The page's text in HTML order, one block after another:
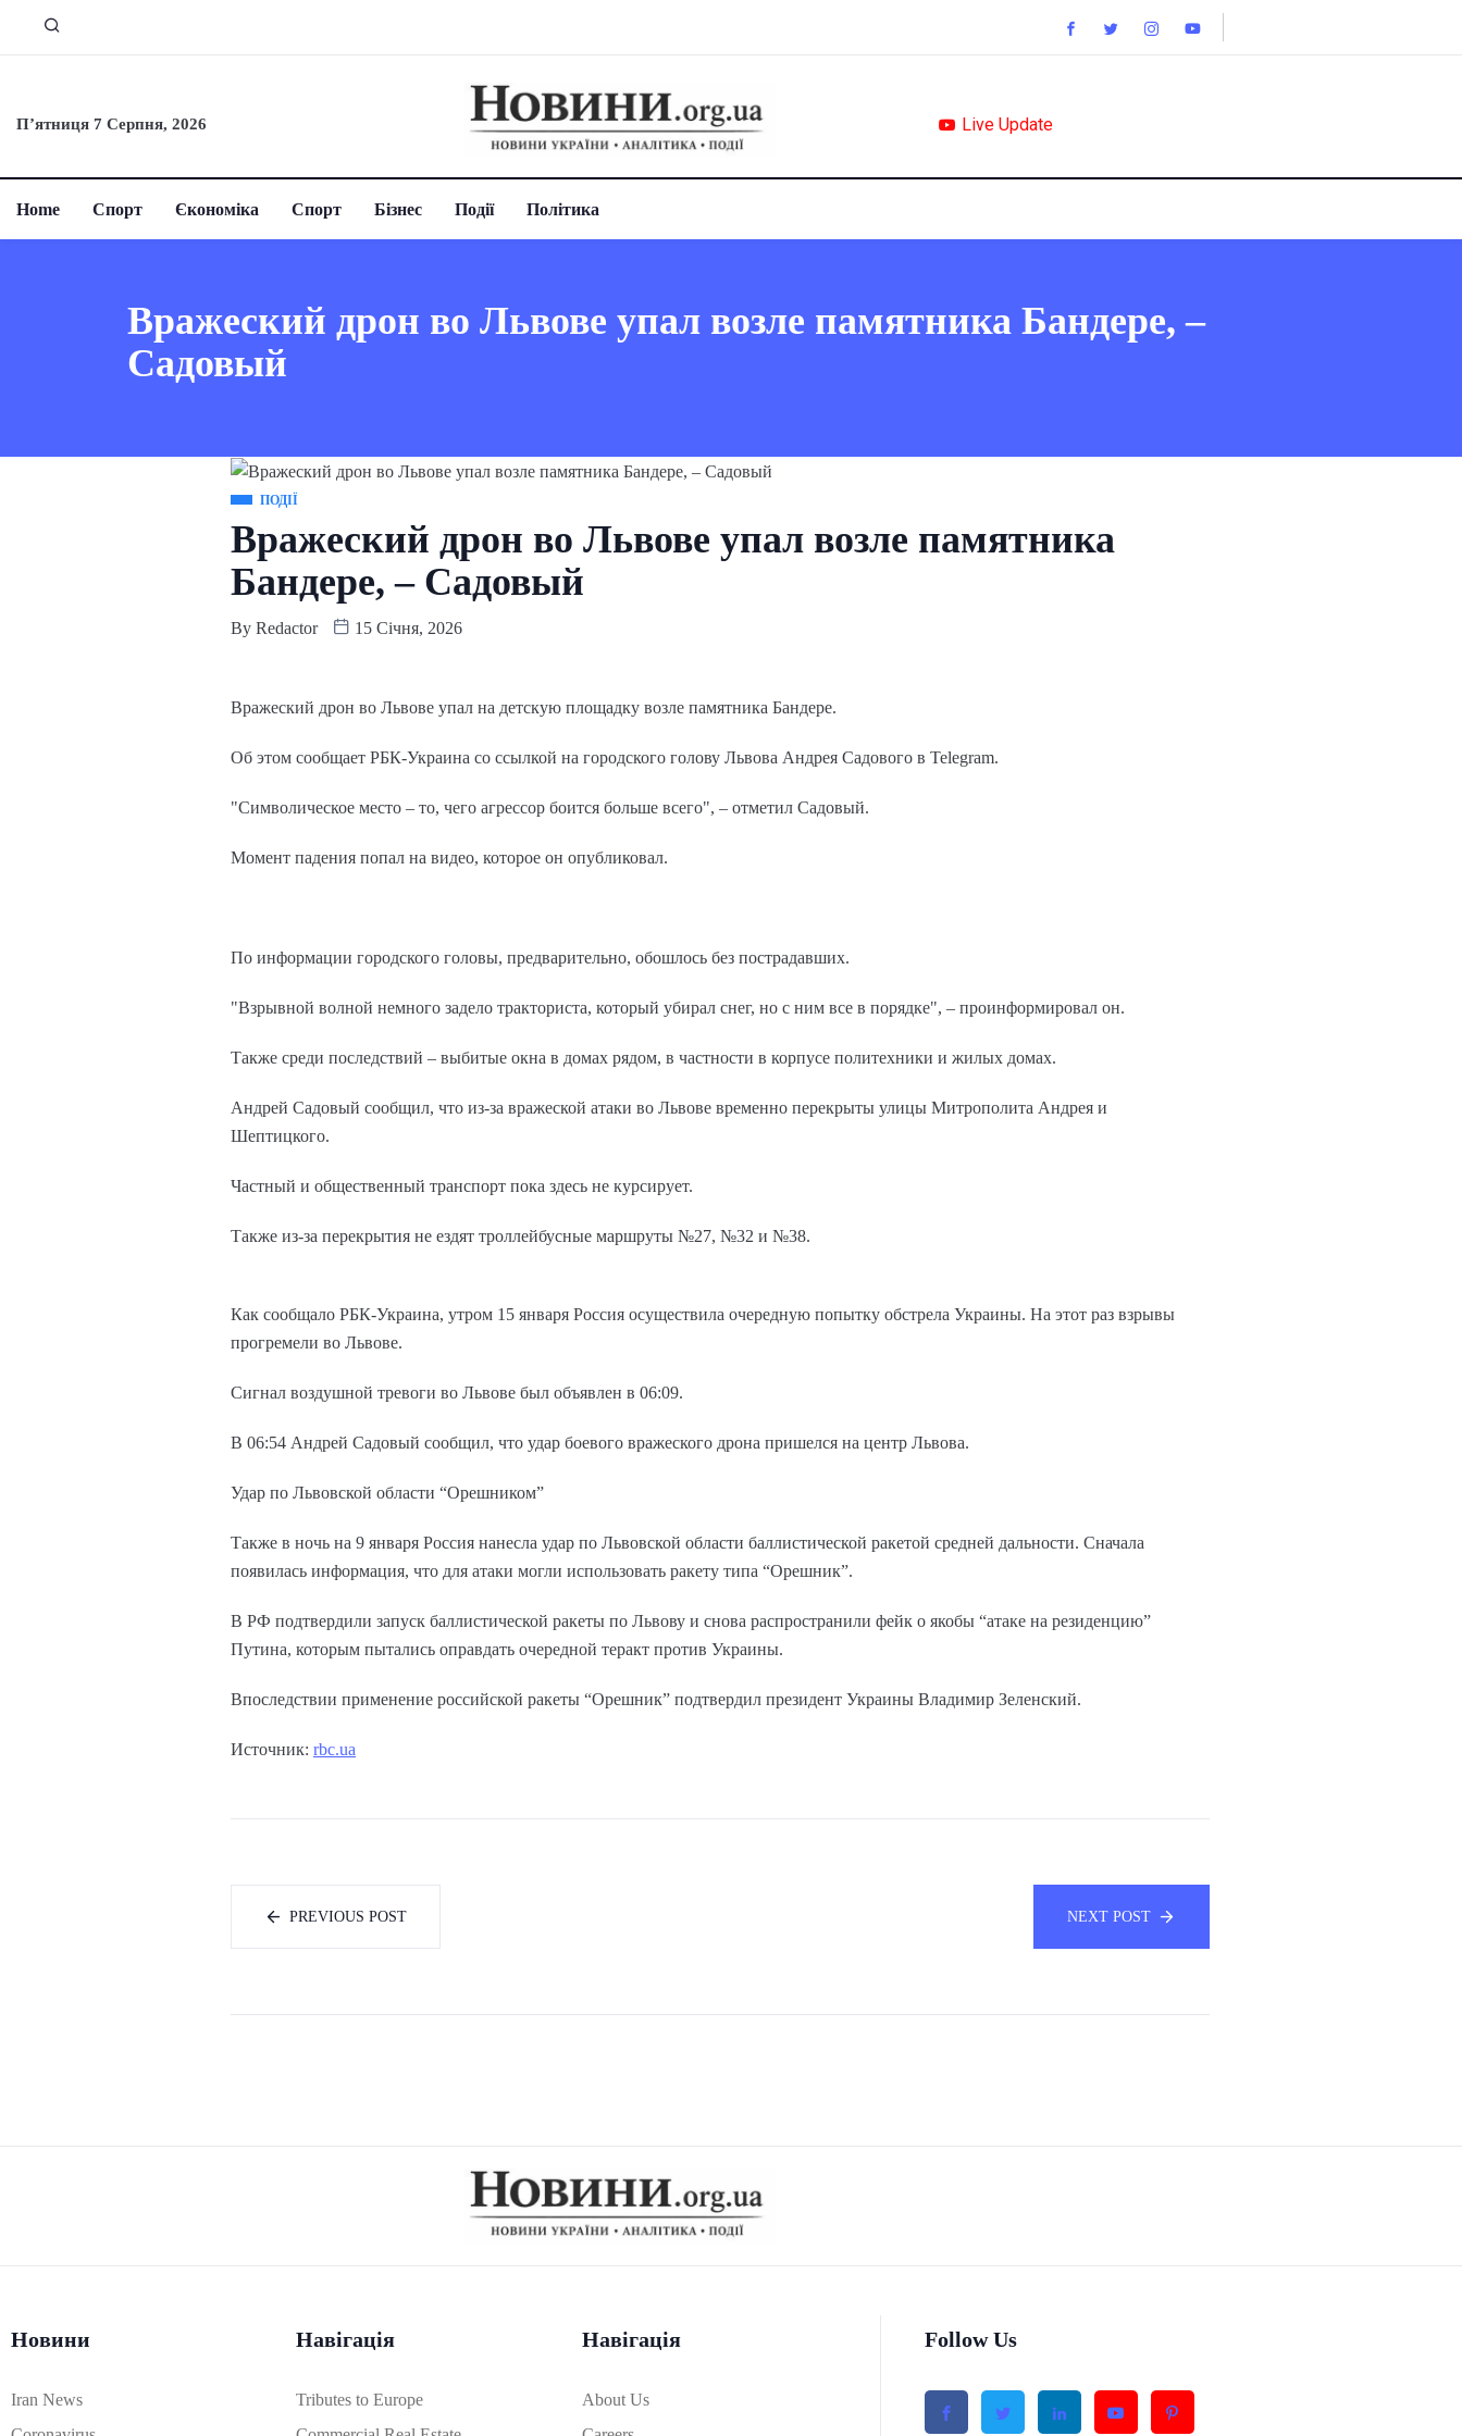
П’ятниця 7 Серпня, 2026 Live Update
Home Спорт Єкономіка Спорт Бізнес Події Політика
Вражеский дрон во Львове упал возле памятника Бандере, –
Садовый
ПОДІЇ
Вражеский дрон во Львове упал возле памятника
Бандере, – Садовый
By Redactor 15 Січня, 2026
Вражеский дрон во Львове упал на детскую площадку возле памятника Бандере.
Об этом сообщает РБК-Украина со ссылкой на городского голову Львова Андрея Садового в Telegram.
"Символическое место – то, чего агрессор боится больше всего", – отметил Садовый.
Момент падения попал на видео, которое он опубликовал.
По информации городского головы, предварительно, обошлось без пострадавших.
"Взрывной волной немного задело тракториста, который убирал снег, но с ним все в порядке", – проинформировал он.
Также среди последствий – выбитые окна в домах рядом, в частности в корпусе политехники и жилых домах.
Андрей Садовый сообщил, что из-за вражеской атаки во Львове временно перекрыты улицы Митрополита Андрея и
Шептицкого.
Частный и общественный транспорт пока здесь не курсирует.
Также из-за перекрытия не ездят троллейбусные маршруты №27, №32 и №38.
Как сообщало РБК-Украина, утром 15 января Россия осуществила очередную попытку обстрела Украины. На этот раз взрывы
прогремели во Львове.
Сигнал воздушной тревоги во Львове был объявлен в 06:09.
В 06:54 Андрей Садовый сообщил, что удар боевого вражеского дрона пришелся на центр Львова.
Удар по Львовской области “Орешником”
Также в ночь на 9 января Россия нанесла удар по Львовской области баллистической ракетой средней дальности. Сначала
появилась информация, что для атаки могли использовать ракету типа “Орешник”.
В РФ подтвердили запуск баллистической ракеты по Львову и снова распространили фейк о якобы “атаке на резиденцию”
Путина, которым пытались оправдать очередной теракт против Украины.
Впоследствии применение российской ракеты “Орешник” подтвердил президент Украины Владимир Зеленский.
Источник: rbc.ua
PREVIOUS POST NEXT POST
Новини
Iran News
Навігація
Tributes to Europe
Навігація
About Us
Follow Us